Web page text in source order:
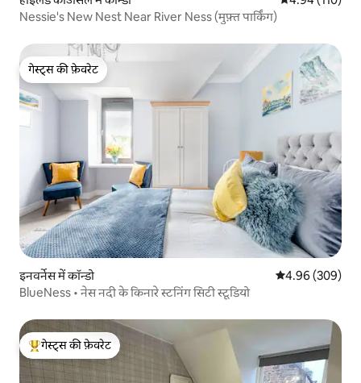
Nessie's New Nest Near River Ness (मुफ़्त पार्किंग)
गेस्ट्स की फ़ेवरेट
गेस्ट्स की फ़ेवरेट
इनवर्नेस में कॉन्डो औसत रेटिंग 5 में से
4.96 (309)
BlueNess • नेस नदी के किनारे स्टनिंग सिटी स्टूडियो
गेस्ट्स का टॉप फ़ेवरेट
गेस्ट्स की फ़ेवरेट